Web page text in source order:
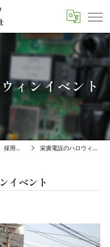
ィンイベント
採用ブログ 栄廣電設のハロウィンイベント
イベント